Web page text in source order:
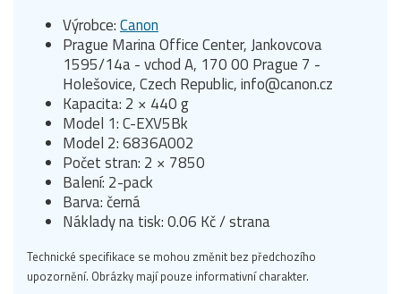
Výrobce:Canon
Prague Marina Office Center, Jankovcova
1595/14a - vchod A, 170 00 Prague 7 -
Holešovice, Czech Republic, info@canon.cz
Kapacita: 2 × 440 g
Model 1: C-EXV5Bk
Model 2: 6836A002
Počet stran: 2 × 7850
Balení: 2-pack
Barva: černá
Náklady na tisk: 0.06 Kč / strana
Technické specifikace se mohou změnit bez předchozího
upozornění. Obrázky mají pouze informativní charakter.